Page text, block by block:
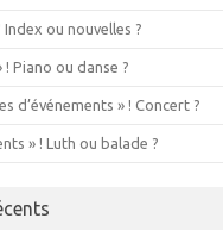
Index ou nouvelles ?
! Piano ou danse ?
d’événements » ! Concert ?
» ! Luth ou balade ?